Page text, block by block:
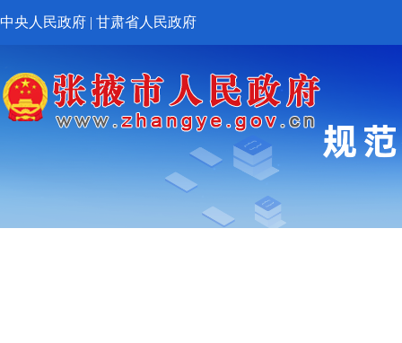
中央人民政府 | 甘肃省人民政府